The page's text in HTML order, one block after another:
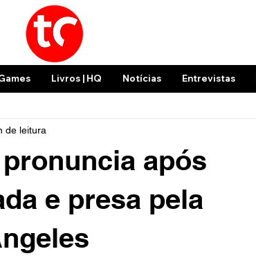
Livros | HQ Notícias Entrevistas
após
e presa pela
de leitura